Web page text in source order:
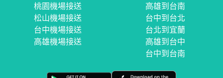
桃園機場接送
松山機場接送
台中機場接送
高雄機場接送
高雄到台南
台中到台北
台北到宜蘭
高雄到台中
台中到台南